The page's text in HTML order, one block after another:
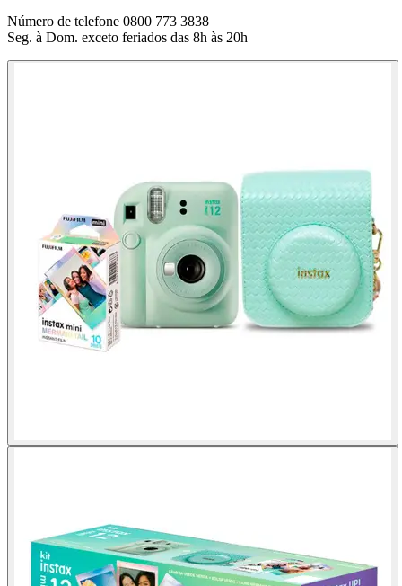
Número de telefone 0800 773 3838
Seg. à Dom. exceto feriados das 8h às 20h